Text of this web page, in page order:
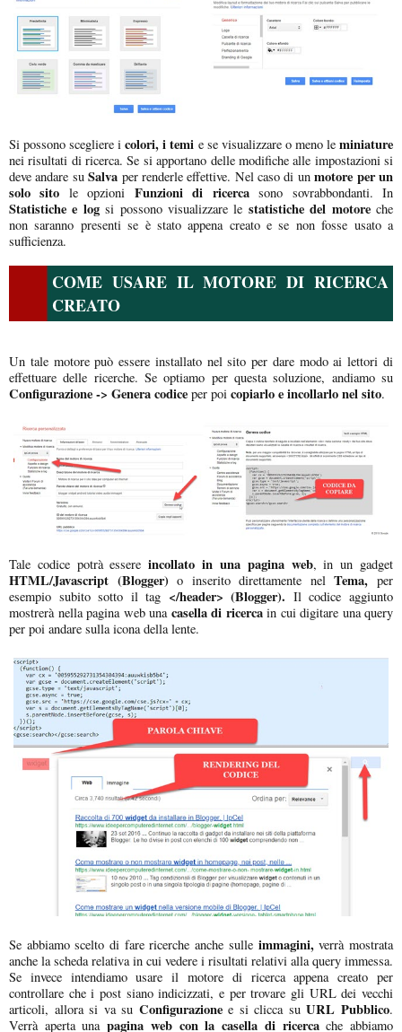
Si possono scegliere i colori, i temi e se visualizzare o meno leminiature
nei risultati di ricerca. Se si apportano delle modifiche alle impostazioni si
deve andare suSalva per renderle effettive. Nel caso di unmotore per un
solo sito le opzioni Funzioni di ricercasono sovrabbondanti. In
Statistiche e logsi possono visualizzare le statistiche del motoreche
non saranno presenti se è stato appena creato e se non fosse usato a
sufficienza.
COME USARE IL MOTORE DI RICERCA
CREATO
Un tale motore può essere installato nel sito per dare modo ai lettori di
effettuare delle ricerche. Se optiamo per questa soluzione, andiamo su
Configurazione -> Genera codice per poi copiarlo e incollarlo nel sito.
Tale codice potrà essereincollato in una pagina web, in un gadget
HTML/Javascript (Blogger)o inserito direttamente nelTema, per
esempio subito sotto il tag </header> (Blogger). Il codice aggiunto
mostrerà nella pagina web unacasella di ricercain cui digitare una query
per poi andare sulla icona della lente.
Se abbiamo scelto di fare ricerche anche sulleimmagini, verrà mostrata
anche la scheda relativa in cui vedere i risultati relativi alla query immessa.
Se invece intendiamo usare il motore di ricerca appena creato per
controllare che i post siano indicizzati, e per trovare gli URL dei vecchi
articoli, allora si va su Configurazionee si clicca suURL Pubblico.
Verrà aperta unapagina web con la casella di ricercache abbiamo